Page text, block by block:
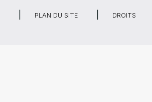
PLAN DU SITE DROITS